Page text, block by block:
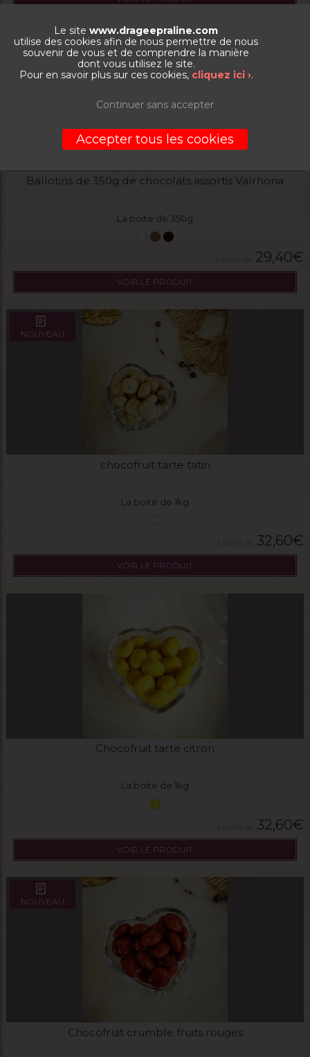
Ballotins de 350g de chocolats assortis Valrhona
La boite de 350g
29,40€
VOIR LE PRODUIT
NOUVEAU
chocofruit tarte tatin
La boite de 1kg
32,60€
VOIR LE PRODUIT
Chocofruit tarte citron
La boite de 1kg
32,60€
VOIR LE PRODUIT
NOUVEAU
Chocofruit crumble fruits rouges
Le site www.drageepraline.com
utilise des cookies afin de nous permettre de nous
souvenir de vous et de comprendre la manière
dont vous utilisez le site.
Pour en savoir plus sur ces cookies, cliquez ici ›.
Continuer sans accepter
Accepter tous les cookies